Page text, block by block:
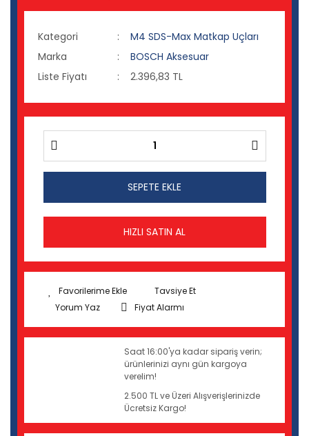
Kategori
M4 SDS-Max Matkap Uçları
Marka
BOSCH Aksesuar
Liste Fiyatı
2.396,83 TL
SEPETE EKLE
HIZLI SATIN AL
Tavsiye Et
Yorum Yaz
Fiyat Alarmı
Saat 16:00'ya kadar sipariş verin;
ürünlerinizi aynı gün kargoya
verelim!
2.500 TL ve Üzeri Alışverişlerinizde
Ücretsiz Kargo!